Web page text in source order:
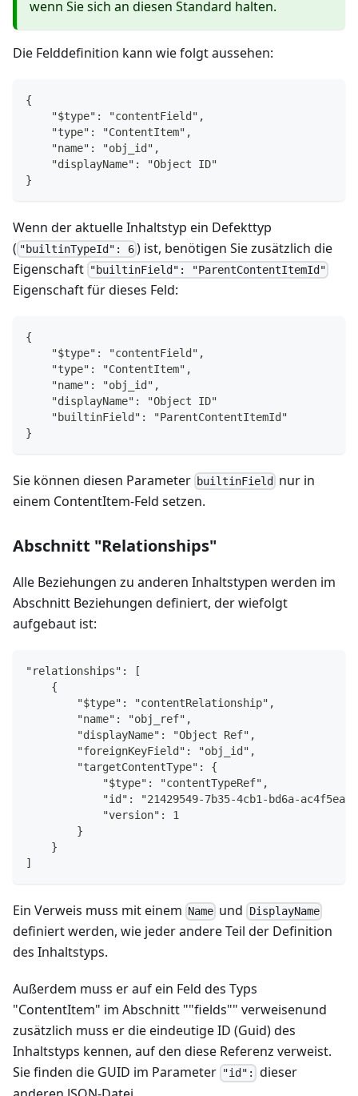
wenn Sie sich an diesen Standard halten.
Die Felddefinition kann wie folgt aussehen:
{
    "$type": "contentField",
    "type": "ContentItem",
    "name": "obj_id",
    "displayName": "Object ID"
}
Wenn der aktuelle Inhaltstyp ein Defekttyp
( "builtinTypeId": 6 ) ist, benötigen Sie zusätzlich die
Eigenschaft "builtinField": "ParentContentItemId"
Eigenschaft für dieses Feld:
{
    "$type": "contentField",
    "type": "ContentItem",
    "name": "obj_id",
    "displayName": "Object ID"
    "builtinField": "ParentContentItemId"
}
Sie können diesen Parameter builtinField
nur in
einem ContentItem-Feld setzen.
Abschnitt "Relationships"
Alle Beziehungen zu anderen Inhaltstypen werden im
Abschnitt Beziehungen definiert, der wiefolgt
aufgebaut ist:
"relationships": [
    {
        "$type": "contentRelationship",
        "name": "obj_ref",
        "displayName": "Object Ref",
        "foreignKeyField": "obj_id",
        "targetContentType": {
            "$type": "contentTypeRef",
"id": "21429549-7b35-4cb1-bd6a-
            "version": 1
        }
    }
]
Ein Verweis muss mit einem Name und DisplayName
definiert werden, wie jeder andere Teil der Definition
des Inhaltstyps.
Außerdem muss er auf ein Feld des Typs
"ContentItem" im Abschnitt ""fields"" verweisenund
zusätzlich muss er die eindeutige ID (Guid) des
Inhaltstyps kennen, auf den diese Referenz verweist.
Sie finden die GUID im Parameter "id":
dieser